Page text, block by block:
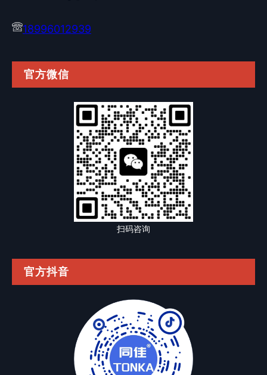
18996012939
官方微信
扫码咨询
官方抖音